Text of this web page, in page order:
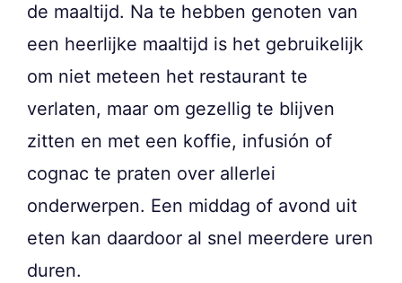
de maaltijd. Na te hebben genoten van
een heerlijke maaltijd is het gebruikelijk
om niet meteen het restaurant te
verlaten, maar om gezellig te blijven
zitten en met een koffie, infusión of
cognac te praten over allerlei
onderwerpen. Een middag of avond uit
eten kan daardoor al snel meerdere uren
duren.